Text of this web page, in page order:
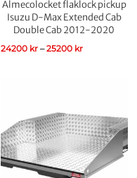
Almecolocket flaklock pickup
Isuzu D-Max Extended Cab
Double Cab 2012-2020
24200 kr – 25200 kr